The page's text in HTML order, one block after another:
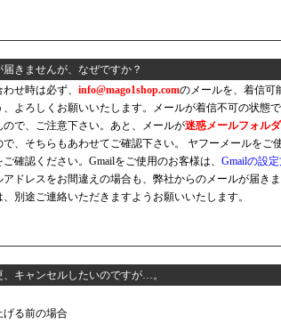
きませんが、なぜですか？
せ時は必ず、 info@mago1shop.comのメールを、着信可
よろしくお願いいたします。メールが着信不可の状態
で、ご注意下さい。あと、メールが迷惑メールフォルダ
、そちらもあわせてご確認下さい。 ヤフーメールをご
ご確認ください。Gmailをご使用のお客様は、 Gmailの設
ドレスをお間違えの場合も、弊社からのメールが届き
別途ご連絡いただきますようお願いいたします。
キャンセルしたいのですが…。
げる前の場合